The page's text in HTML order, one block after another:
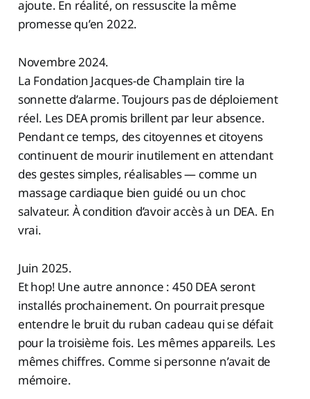
ajoute. En réalité, on ressuscite la même
promesse qu’en 2022.
Novembre 2024.
La Fondation Jacques-de Champlain tire la
sonnette d’alarme. Toujours pas de déploiement
réel. Les DEA promis brillent par leur absence.
Pendant ce temps, des citoyennes et citoyens
continuent de mourir inutilement en attendant
des gestes simples, réalisables — comme un
massage cardiaque bien guidé ou un choc
salvateur. À condition d’avoir accès à un DEA. En
vrai.
Juin 2025.
Et hop! Une autre annonce : 450 DEA seront
installés prochainement. On pourrait presque
entendre le bruit du ruban cadeau qui se défait
pour la troisième fois. Les mêmes appareils. Les
mêmes chiffres. Comme si personne n’avait de
mémoire.